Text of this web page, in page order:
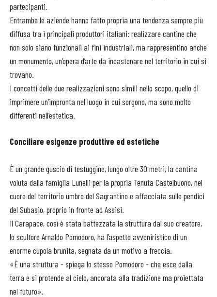
partecipanti.
Entrambe le aziende hanno fatto propria una tendenza sempre più
diffusa tra i principali produttori italiani: realizzare cantine che
non solo siano funzionali ai fini industriali, ma rappresentino anche
un monumento, un’opera d’arte da incastonare nel territorio in cui si
trovano.
I concetti delle due realizzazioni sono simili nello scopo, quello di
imprimere un’impronta nel luogo in cui sorgono, ma sono molto
differenti nell’estetica.
Conciliare esigenze produttive ed estetiche
È un grande guscio di testuggine, lungo oltre 30 metri, la cantina
voluta dalla famiglia Lunelli per la propria Tenuta Castelbuono, nel
cuore del territorio umbro del Sagrantino e affacciata sulle pendici
del Subasio, proprio in fronte ad Assisi.
Il Carapace, così è stata battezzata la struttura dal suo creatore,
lo scultore Arnaldo Pomodoro, ha l’aspetto avveniristico di un
enorme cupola brunita, segnata da un motivo a freccia.
«È una struttura - spiega lo stesso Pomodoro - che esce dalla
terra e si protende al cielo, ancorata alla tradizione ma proiettata
nel futuro».